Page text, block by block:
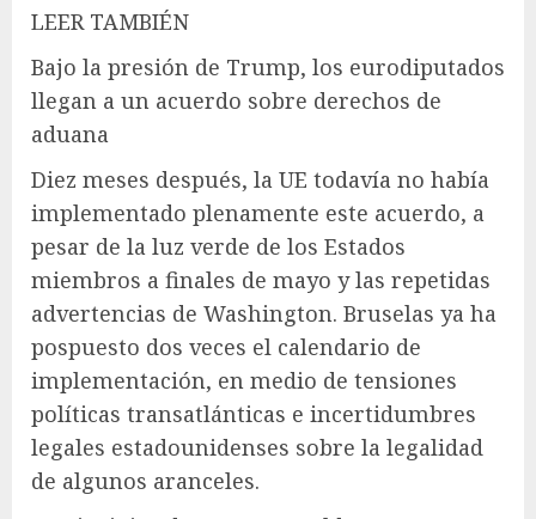
LEER TAMBIÉN
Bajo la presión de Trump, los eurodiputados
llegan a un acuerdo sobre derechos de
aduana
Diez meses después, la UE todavía no había
implementado plenamente este acuerdo, a
pesar de la luz verde de los Estados
miembros a finales de mayo y las repetidas
advertencias de Washington. Bruselas ya ha
pospuesto dos veces el calendario de
implementación, en medio de tensiones
políticas transatlánticas e incertidumbres
legales estadounidenses sobre la legalidad
de algunos aranceles.